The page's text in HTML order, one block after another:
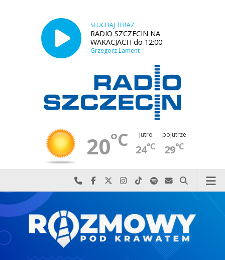
SŁUCHAJ TERAZ
RADIO SZCZECIN NA
WAKACJACH do 12:00
Grzegorz Lament
20°C jutro
24°C
pojutrze
29°C
Najlepiej po prostu do nas zadzwoń
Odwiedź nas na Facebook-u
Odwiedź nas na X
Odwiedź nas na Instagram-ie
Odwiedź nas na TikTok-u
Szukaj nas na Spotify
Wyślij do nas
Szukaj